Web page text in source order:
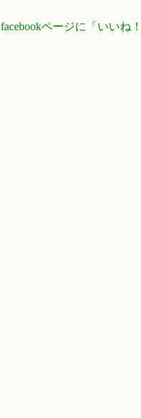
facebookページに「いいね